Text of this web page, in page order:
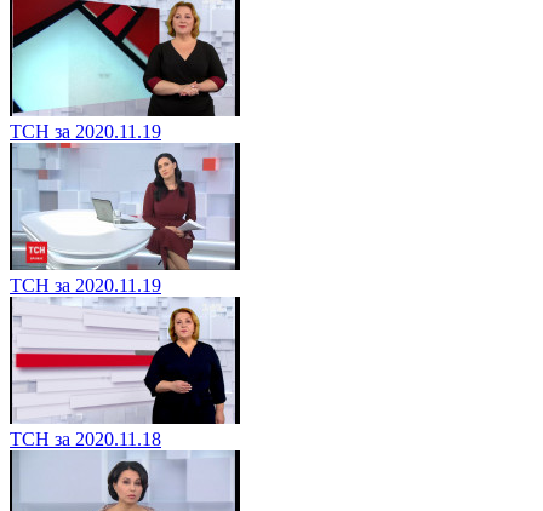
ТСН за 2020.11.19
ТСН за 2020.11.19
ТСН за 2020.11.18